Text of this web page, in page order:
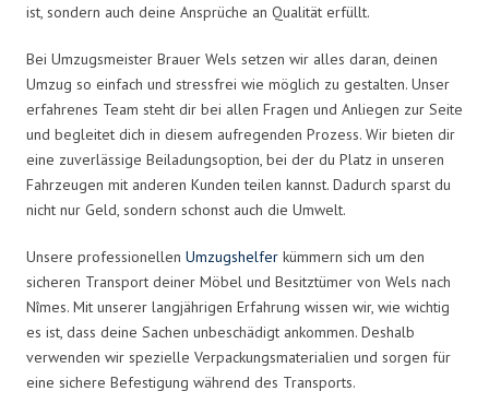
ist, sondern auch deine Ansprüche an Qualität erfüllt.
Bei Umzugsmeister Brauer Wels setzen wir alles daran, deinen
Umzug so einfach und stressfrei wie möglich zu gestalten. Unser
erfahrenes Team steht dir bei allen Fragen und Anliegen zur Seite
und begleitet dich in diesem aufregenden Prozess. Wir bieten dir
eine zuverlässige Beiladungsoption, bei der du Platz in unseren
Fahrzeugen mit anderen Kunden teilen kannst. Dadurch sparst du
nicht nur Geld, sondern schonst auch die Umwelt.
Unsere professionellen Umzugshelfer kümmern sich um den
sicheren Transport deiner Möbel und Besitztümer von Wels nach
Nîmes. Mit unserer langjährigen Erfahrung wissen wir, wie wichtig
es ist, dass deine Sachen unbeschädigt ankommen. Deshalb
verwenden wir spezielle Verpackungsmaterialien und sorgen für
eine sichere Befestigung während des Transports.